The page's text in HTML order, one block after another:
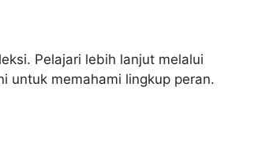
Pelajari lebih lanjut melalui
untuk memahami lingkup peran.